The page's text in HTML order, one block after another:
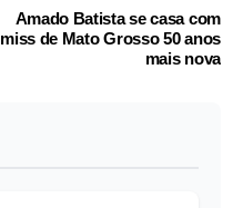
Amado Batista se casa com
miss de Mato Grosso 50 anos
mais nova